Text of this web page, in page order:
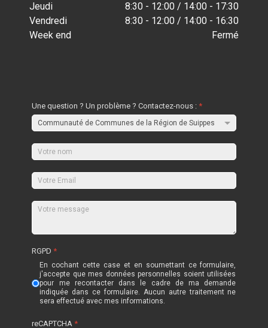
Jeudi
8:30 - 12:00 / 14:00 - 17:30
Vendredi
8:30 - 12:00 / 14:00 - 16:30
Week end
Fermé
Une question ? Un problème ? Contactez-nous :*
RGPD*
En cochant cette case et en soumettant ce formulaire,
j'accepte que mes données personnelles soient utilisées
pour me recontacter dans le cadre de ma demande
indiquée dans ce formulaire. Aucun autre traitement ne
sera effectué avec mes informations.
reCAPTCHA*